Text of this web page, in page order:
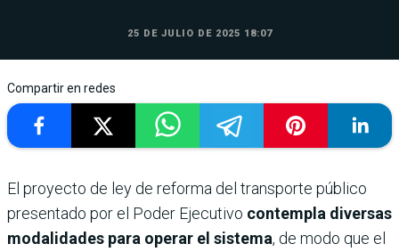
25 DE JULIO DE 2025 18:07
Compartir en redes
El proyecto de ley de reforma del transporte público
presentado por el Poder Ejecutivo contempla diversas
modalidades para operar el sistema, de modo que el